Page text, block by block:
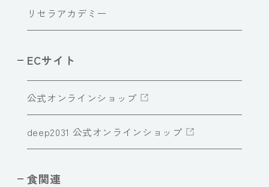
リセラアカデミー
ECサイト
公式オンラインショップ
deep2031 公式オンラインショップ
食関連